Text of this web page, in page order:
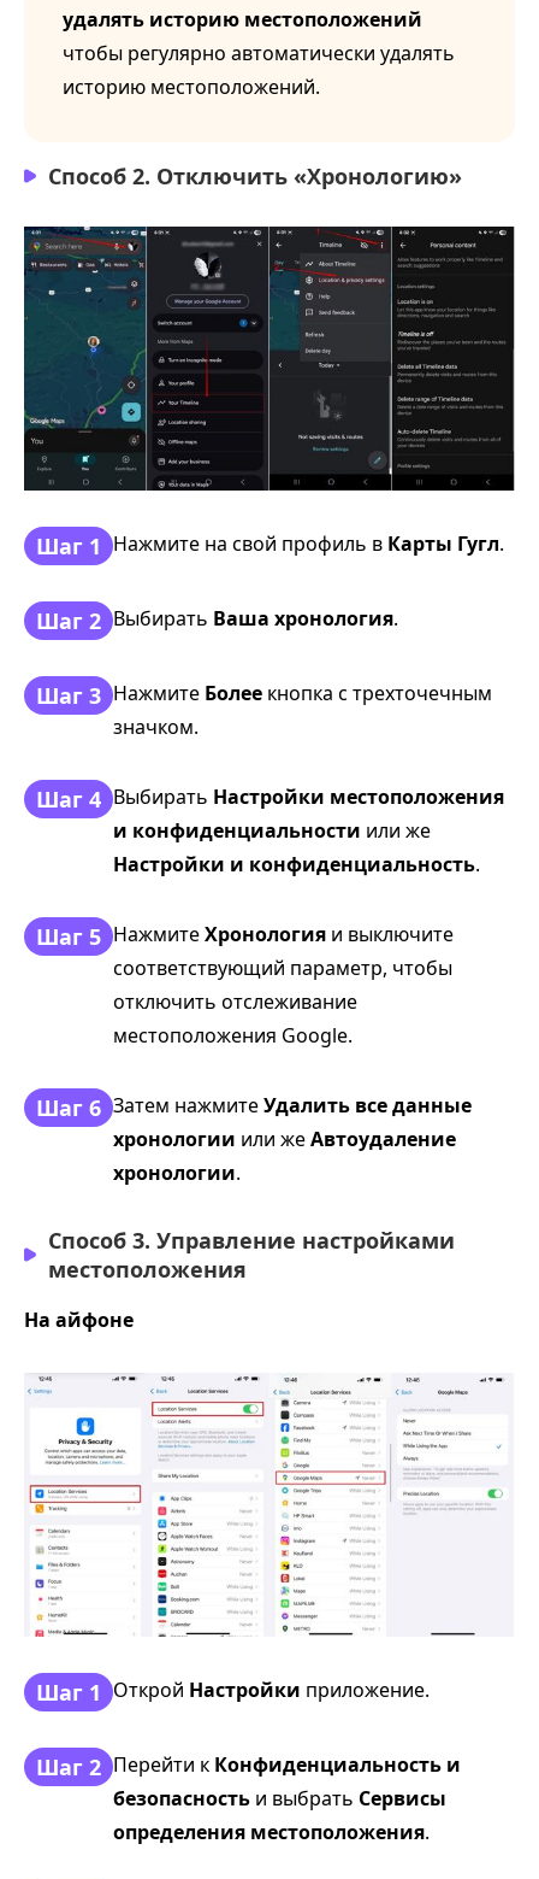
удалять историю местоположений
чтобы регулярно автоматически удалять
историю местоположений.
Способ 2. Отключить «Хронологию»
Шаг 1 Нажмите на свой профиль в Карты Гугл.
Шаг 2 Выбирать Ваша хронология.
Шаг 3 Нажмите Более кнопка с трехточечным
значком.
Шаг 4 Выбирать Настройки местоположения
и конфиденциальности или же
Настройки и конфиденциальность.
Шаг 5 НажмитеХронология и выключите
соответствующий параметр, чтобы
отключить отслеживание
местоположения Google.
Шаг 6 Затем нажмитеУдалить все данные
хронологии или жеАвтоудаление
хронологии.
Способ 3. Управление настройками
местоположения
На айфоне
Шаг 1 Открой Настройки приложение.
Шаг 2 Перейти к Конфиденциальность и
безопасность и выбрать Сервисы
определения местоположения.